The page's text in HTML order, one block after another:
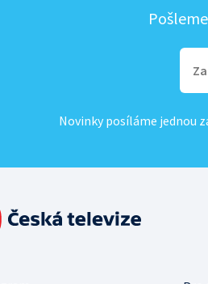
Novinky posíláme jednou